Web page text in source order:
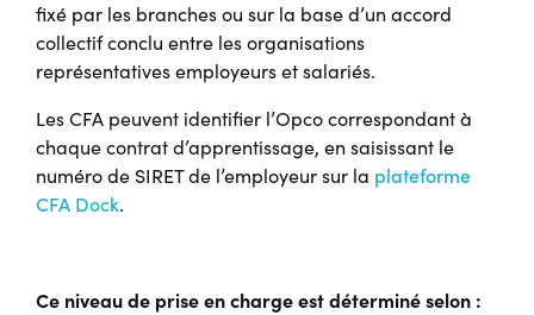
fixé par les branches ou sur la base d’un accord
collectif conclu entre les organisations
représentatives employeurs et salariés.
Les CFA peuvent identifier l’Opco correspondant à
chaque contrat d’apprentissage, en saisissant le
numéro de SIRET de l’employeur sur la plateforme
CFA Dock.
Ce niveau de prise en charge est déterminé selon :